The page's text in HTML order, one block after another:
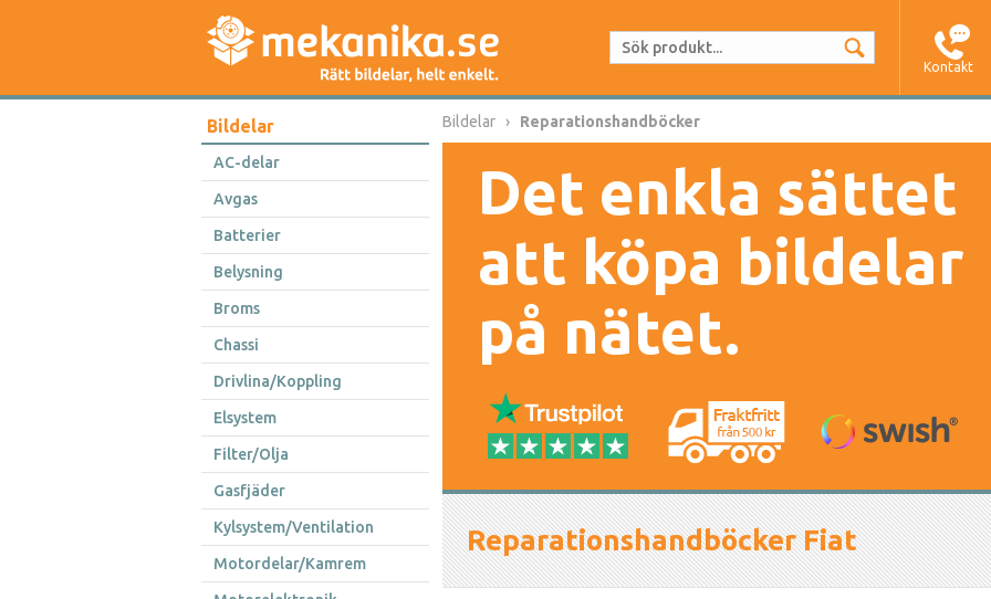
Kontakt
Bildelar
AC-delar
Avgas
Batterier
Belysning
Broms
Chassi
Drivlina/Koppling
Elsystem
Filter/Olja
Gasfjäder
Kylsystem/Ventilation
Motordelar/Kamrem
Bildelar Reparationshandböcker
Det enkla sättet
att köpa bildelar
på nätet.
Reparationshandböcker Fiat